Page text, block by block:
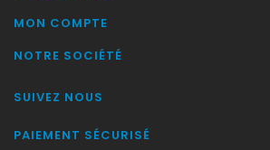
MON COMPTE
NOTRE SOCIÉTÉ
SUIVEZ NOUS
PAIEMENT SÉCURISÉ